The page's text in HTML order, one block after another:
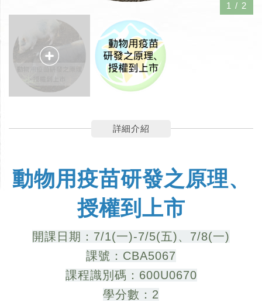
1 / 2
詳細介紹
動物用疫苗研發之原理、
授權到上市
開課日期：7/1(一)-7/5(五)、7/8(一)
課號：CBA5067
課程識別碼：600U0670
學分數：2